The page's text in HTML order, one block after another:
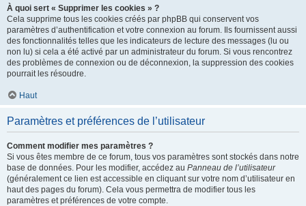
À quoi sert « Supprimer les cookies » ?
Cela supprime tous les cookies créés par phpBB qui conservent vos
paramètres d’authentification et votre connexion au forum. Ils fournissent aussi
des fonctionnalités telles que les indicateurs de lecture des messages (lu ou
non lu) si cela a été activé par un administrateur du forum. Si vous rencontrez
des problèmes de connexion ou de déconnexion, la suppression des cookies
pourrait les résoudre.
Haut
Paramètres et préférences de l’utilisateur
Comment modifier mes paramètres ?
Si vous êtes membre de ce forum, tous vos paramètres sont stockés dans notre
base de données. Pour les modifier, accédez au Panneau de l’utilisateur
(généralement ce lien est accessible en cliquant sur votre nom d’utilisateur en
haut des pages du forum). Cela vous permettra de modifier tous les
paramètres et préférences de votre compte.